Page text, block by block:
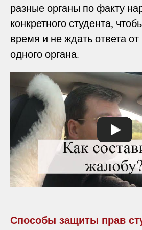
разные органы по факту
конкретного студента,
время и не ждать ответа от
одного органа.
Способы защиты прав